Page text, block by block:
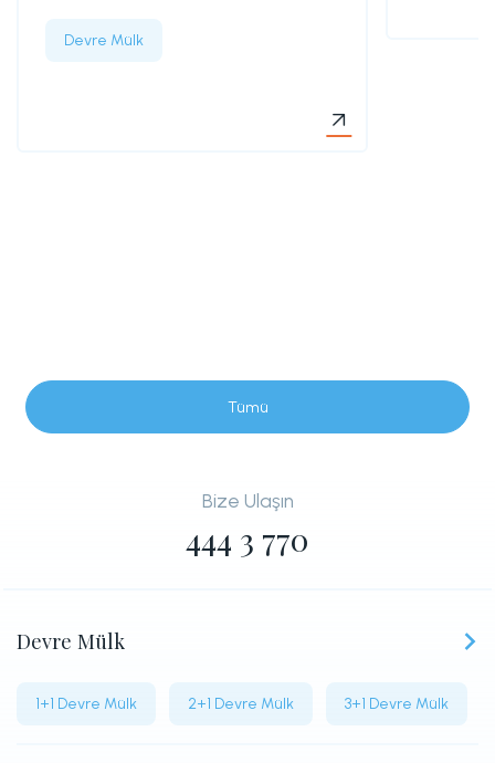
Devre Mülk
Tümü
Bize Ulaşın
444 3 770
Devre Mülk
1+1 Devre Mülk 2+1 Devre Mülk 3+1 Devre Mülk